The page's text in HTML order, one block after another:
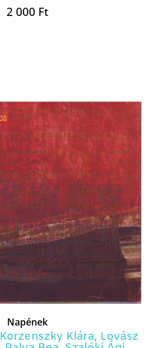
2 000 Ft
Napének
Korzenszky Klára, Lovász